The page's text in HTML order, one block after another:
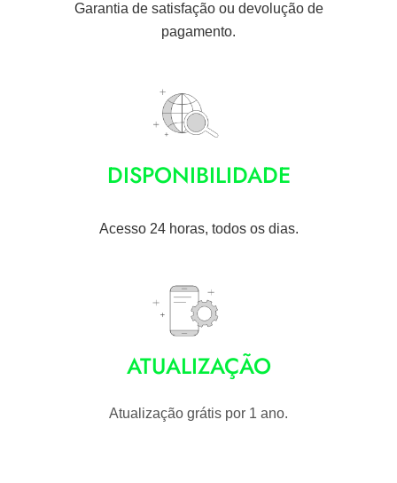
Garantia de satisfação ou devolução de
pagamento.
DISPONIBILIDADE
Acesso 24 horas, todos os dias.
ATUALIZAÇÃO
Atualização grátis por 1 ano.